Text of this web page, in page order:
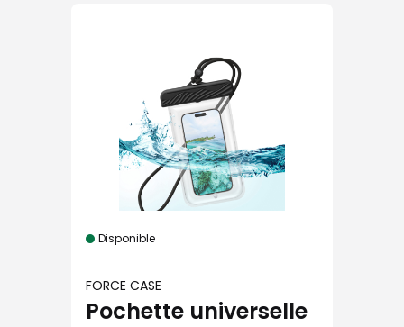
Disponible
FORCE CASE
Pochette universelle